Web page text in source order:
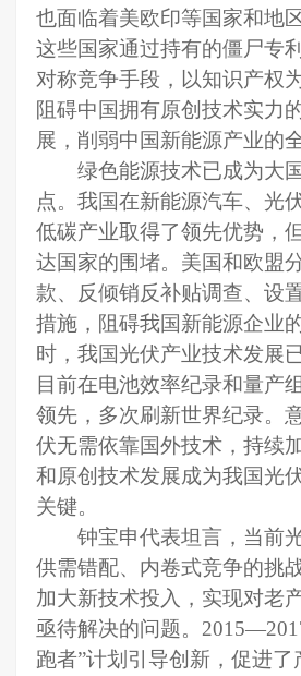
也面临着美欧印等国家和地
这些国家通过持有的僵尸专
对称竞争手段 ，以知识产权
阻碍中国拥有原创技术实力
展，削弱中国新能源产业的
绿色能源技术已成为大
点。我国在新能源汽车、光
低碳产业取得了领先优势，
达国家的围堵。美国和欧盟
款、 反倾销反补贴调查、 设
措施，阻碍我国新能源企业
时，我国光伏产业技术发展
目前在电池效率纪录和量产
领先，多次刷新世界纪录。
伏无需依靠国外技术 ，持续
和原创技术发展成为我国光
关键。
钟宝申代表坦言， 当前
供需错配、 内卷式竞争的挑
加大新技术投入，实现对老
亟待解决的问题。 2015—
跑者”计划引导创新，促进